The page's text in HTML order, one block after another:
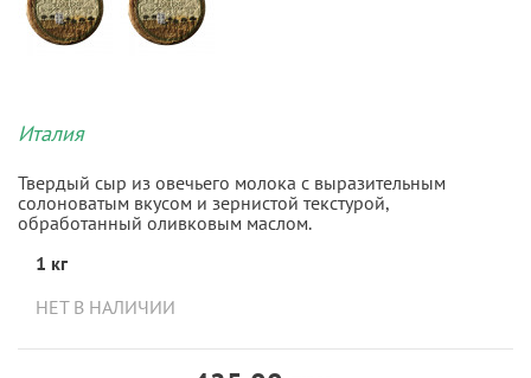
Италия
Твердый сыр из овечьего молока с выразительным
солоноватым вкусом и зернистой текстурой,
обработанный оливковым маслом.
1 кг
НЕТ В НАЛИЧИИ